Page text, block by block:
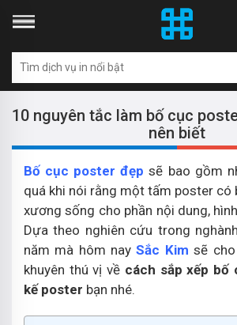
10 nguyên tắc làm bố cục
nên biết
Bố cục poster đẹp sẽ bao gồm
quá khi nói rằng một tấm poster có
xương sống cho phần nội dung,
Dựa theo nghiên cứu trong
năm mà hôm naySắc Kim sẽ
khuyên thú vị về cách sắp xếp
kế poster bạn nhé.